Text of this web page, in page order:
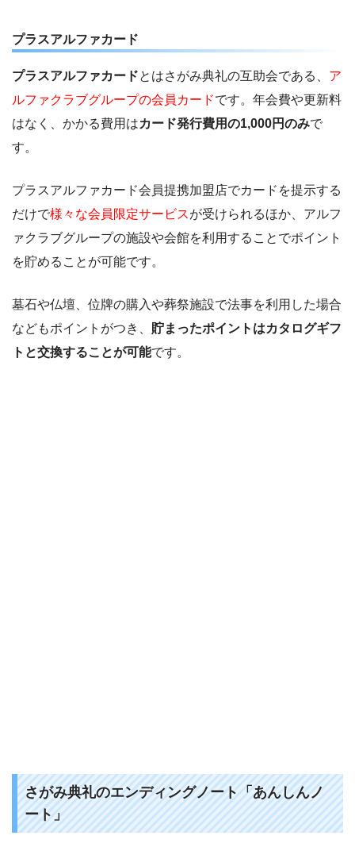
プラスアルファカード
プラスアルファカードとはさがみ典礼の互助会である、 ア
ルファクラブグループの会員カードです。年会費や更新料
はなく、かかる費用はカード発行費用の1,000円のみで
す。
プラスアルファカード会員提携加盟店でカードを提示する
だけで様々な会員限定サービスが受けられるほか、アルフ
ァクラブグループの施設や会館を利用することでポイント
を貯めることが可能です。
墓石や仏壇、位牌の購入や葬祭施設で法事を利用した場合
などもポイントがつき、 貯まったポイントはカタログギフ
トと交換することが可能です。
さがみ典礼のエンディングノート「あんしんノ
ート」